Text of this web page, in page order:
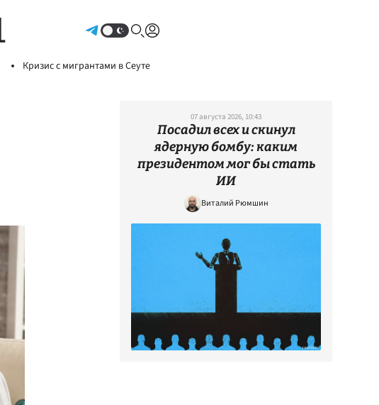
Кризис с мигрантами в Сеуте
07 августа 2026, 10:43
Посадил всех и скинул
ядерную бомбу: каким
президентом мог бы стать
ИИ
Виталий Рюмшин